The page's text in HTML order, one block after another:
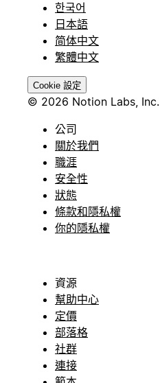
한국어
日本語
简体中文
繁體中文
Cookie 設定
© 2026 Notion Labs, Inc.
公司
關於我們
職涯
安全性
狀態
條款和隱私權
你的隱私權
資源
幫助中心
定價
部落格
社群
連接